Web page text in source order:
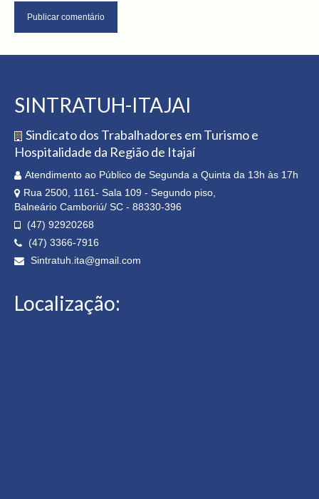
SINTRATUH-ITAJAI
Sindicato dos Trabalhadores em Turismo e
Hospitalidade da Região de Itajaí
Atendimento ao Público de Segunda a Quinta da 13h às 17h
Rua 2500, 1161- Sala 109 - Segundo piso,
Balneário Camboriú/ SC - 88330-396
(47) 92920268
(47) 3366-7916
Sintratuh.ita@gmail.com
Localização: